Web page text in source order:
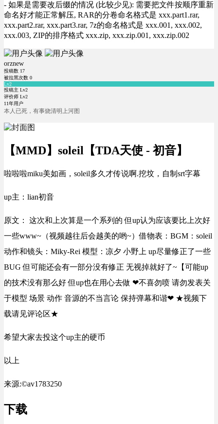
- 如果是需要改后缀的情况 (比较少见): 需要把文件按顺序重新
命名好才能正常解压, RAR的分卷命名格式是 xxx.part1.rar,
xxx.part2.rar, xxx.part3.rar, 7z的命名格式是 xxx.001, xxx.002,
xxx.003, ZIP的排序格式 xxx.zip, xxx.zip.001, xxx.zip.002
orznew
投稿数 17
被拉黑次数 0
Lv2
投稿主 Lv2
评价师 Lv2
11年用户
本人已死，有事烧清明上河图
【MMD】soleil【TDA天使 - 初音】
啦啦啦miku美如画，soleil多久才传说啊.挖坟，自制srt字幕
up主：lian初音
原文： 这次和上次算是一个系列的 但up认为应该要比上次好
一些www~（视频越往后会越美的哟~）借物表：BGM：soleil
动作和镜头：Miky-Rei 模型：凉夕 小野上 up尽量修正了一些
BUG 但可能还会有一部分没有修正 无视掉就好了~【可能up
的技术没有那么好 但up也在用心去做 ❤不喜勿喷 请勿发表关
于模型 场景 动作 音源的不当言论 保持弹幕和谐❤ ★视频下
载请见评论区★
希望大家去投这个up主的硬币
以上
来源:©av1783250
下载